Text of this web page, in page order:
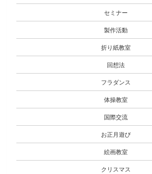
セミナー
製作活動
折り紙教室
回想法
フラダンス
体操教室
国際交流
お正月遊び
絵画教室
クリスマス